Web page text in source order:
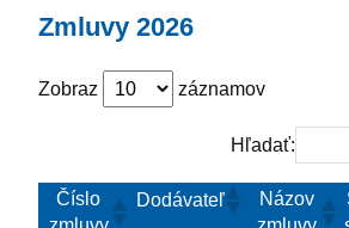
Zmluvy 2026
Zobraz záznamov
Hľadať:
Číslo
Dodávateľ
Názov